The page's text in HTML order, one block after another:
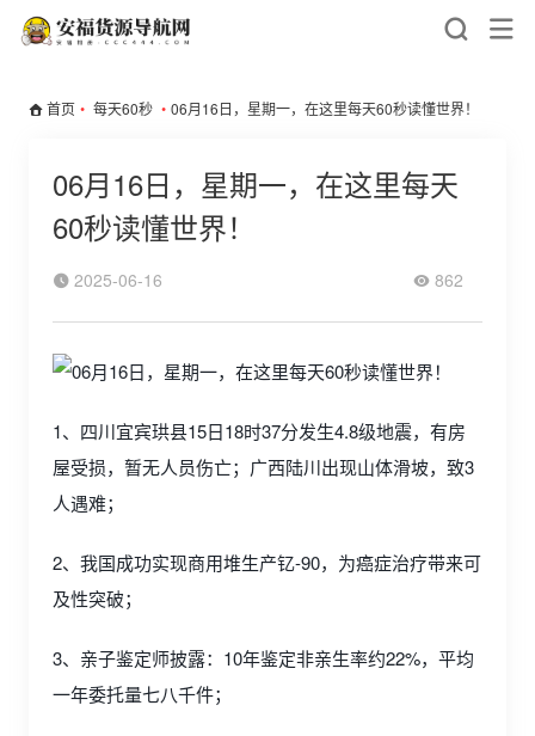
首页 • 每天60秒 • 06月16日，星期一，在这里每天60秒读懂世界！
06月16日，星期一，在这里每天
60秒读懂世界！
2025-06-16 862
1、四川宜宾珙县15日18时37分​​发生4.8级地震，有房
屋受损，暂无人员伤亡；广西陆川出现山体滑坡，致3
人遇难；
2、我国成功实现商用堆生产钇-90，为癌症治疗带来可
及性突破；
3、亲子鉴定师披露：10年鉴定非亲生率约22%，平均
一年委托量七八千件；